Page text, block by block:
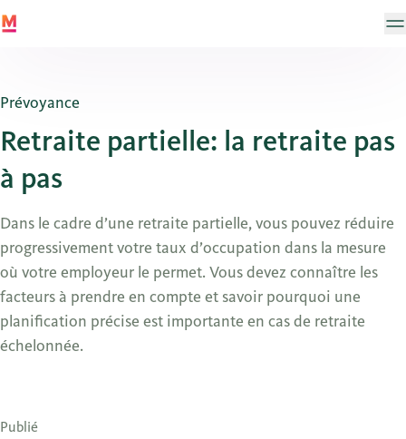
Prévoyance
Retraite partielle: la retraite pas
à pas
Dans le cadre d’une retraite partielle, vous pouvez réduire
progressivement votre taux d’occupation dans la mesure
où votre employeur le permet. Vous devez connaître les
facteurs à prendre en compte et savoir pourquoi une
planification précise est importante en cas de retraite
échelonnée.
Publié